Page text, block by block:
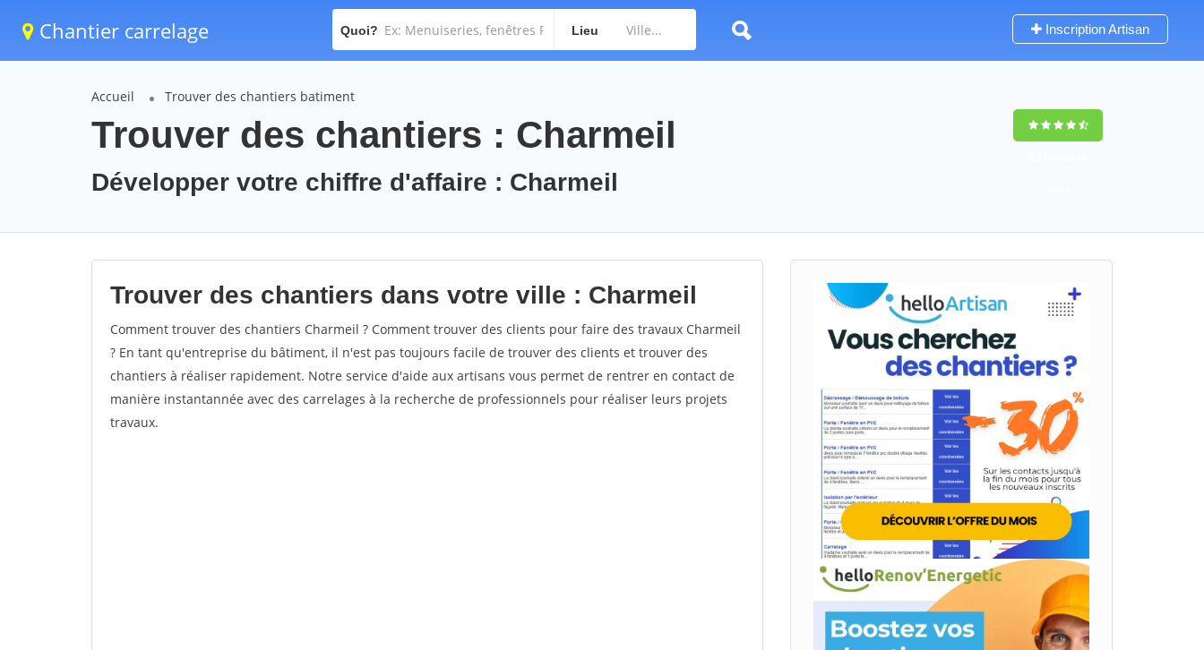
Chantier carrelage Quoi? Lieu Inscription Artisan
Accueil Trouver des chantiers batiment
Trouver des chantiers : Charmeil
Développer votre chiffre d'affaire : Charmeil
Trouver des chantiers dans votre ville : Charmeil
Comment trouver des chantiers Charmeil ? Comment trouver des clients pour faire des travaux Charmeil
? En tant qu'entreprise du bâtiment, il n'est pas toujours facile de trouver des clients et trouver des
chantiers à réaliser rapidement. Notre service d'aide aux artisans vous permet de rentrer en contact de
manière instantannée avec des carrelages à la recherche de professionnels pour réaliser leurs projets
travaux.